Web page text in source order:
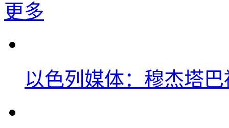
更多
以色列媒体：穆杰塔